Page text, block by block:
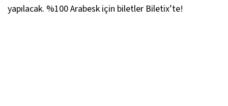
yapılacak. %100 Arabesk için biletler Biletix’te!